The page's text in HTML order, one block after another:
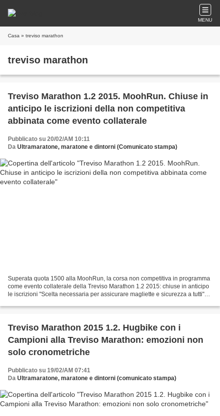
MENU
Casa » treviso marathon
treviso marathon
Treviso Marathon 1.2 2015. MoohRun. Chiuse in
anticipo le iscrizioni della non competitiva
abbinata come evento collaterale
Pubblicato su 20/02/AM 10:11
Da Ultramaratone, maratone e dintorni (Comunicato stampa)
Superata quota 1500 alla MoohRun, la corsa non competitiva in programma
come evento collaterale della Treviso Marathon 1.2 2015: chiuse in anticipo
le iscrizioni "Scelta necessaria per assicurare magliette e sicurezza a tutti"
Treviso Marathon 2015 1.2. Hugbike con i
Campioni alla Treviso Marathon: emozioni non
solo cronometriche
Pubblicato su 19/02/AM 07:41
Da Ultramaratone, maratone e dintorni (comunicato stampa)